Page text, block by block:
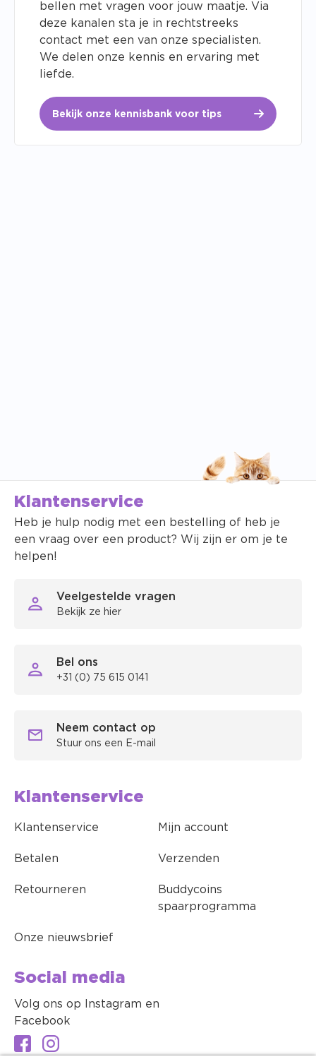
bellen met vragen voor jouw maatje. Via
deze kanalen sta je in rechtstreeks
contact met een van onze specialisten.
We delen onze kennis en ervaring met
liefde.
Bekijk onze kennisbank voor tips
Klantenservice
Heb je hulp nodig met een bestelling of heb je
een vraag over een product? Wij zijn er om je te
helpen!
Veelgestelde vragen
Bekijk ze hier
Bel ons
+31 (0) 75 615 0141
Neem contact op
Stuur ons een E-mail
Klantenservice
Klantenservice Mijn account
Betalen Verzenden
Retourneren
Buddycoins
spaarprogramma
Onze nieuwsbrief
Social media
Volg ons op Instagram en
Facebook